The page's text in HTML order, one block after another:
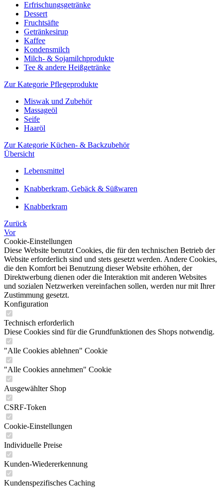
Erfrischungsgetränke
Dessert
Fruchtsäfte
Getränkesirup
Kaffee
Kondensmilch
Milch- & Sojamilchprodukte
Tee & andere Heißgetränke
Zur Kategorie Pflegeprodukte
Miswak und Zubehör
Massageöl
Seife
Haaröl
Zur Kategorie Küchen- & Backzubehör
Übersicht
Lebensmittel
Knabberkram, Gebäck & Süßwaren
Knabberkram
Zurück
Vor
Cookie-Einstellungen
Diese Website benutzt Cookies, die für den technischen Betrieb der
Website erforderlich sind und stets gesetzt werden. Andere Cookies,
die den Komfort bei Benutzung dieser Website erhöhen, der
Direktwerbung dienen oder die Interaktion mit anderen Websites
und sozialen Netzwerken vereinfachen sollen, werden nur mit Ihrer
Zustimmung gesetzt.
Konfiguration
Technisch erforderlich
Diese Cookies sind für die Grundfunktionen des Shops notwendig.
"Alle Cookies ablehnen" Cookie
"Alle Cookies annehmen" Cookie
Ausgewählter Shop
CSRF-Token
Cookie-Einstellungen
Individuelle Preise
Kunden-Wiedererkennung
Kundenspezifisches Caching